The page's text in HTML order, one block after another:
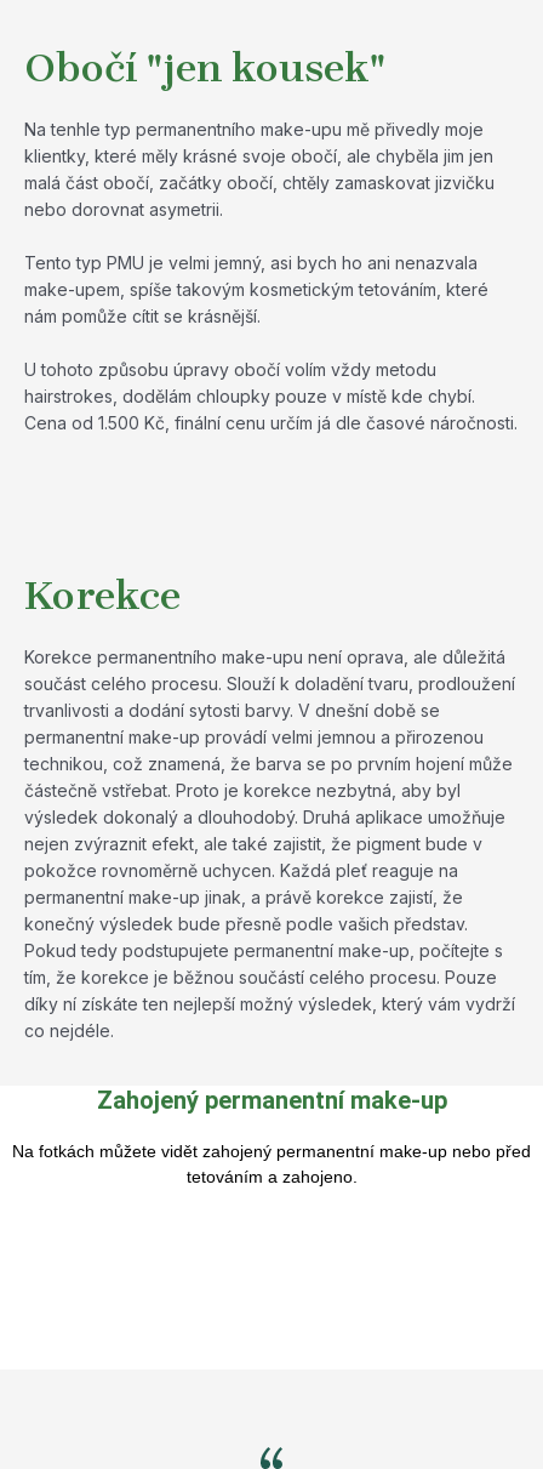
Obočí "jen kousek"
Na tenhle typ permanentního make-upu mě přivedly moje
klientky, které měly krásné svoje obočí, ale chyběla jim jen
malá část obočí, začátky obočí, chtěly zamaskovat jizvičku
nebo dorovnat asymetrii.
Tento typ PMU je velmi jemný, asi bych ho ani nenazvala
make-upem, spíše takovým kosmetickým tetováním, které
nám pomůže cítit se krásnější.
U tohoto způsobu úpravy obočí volím vždy metodu
hairstrokes, dodělám chloupky pouze v místě kde chybí.
Cena od 1.500 Kč, finální cenu určím já dle časové náročnosti.
Korekce
Korekce permanentního make-upu není oprava, ale důležitá
součást celého procesu. Slouží k doladění tvaru, prodloužení
trvanlivosti a dodání sytosti barvy. V dnešní době se
permanentní make-up provádí velmi jemnou a přirozenou
technikou, což znamená, že barva se po prvním hojení může
částečně vstřebat. Proto je korekce nezbytná, aby byl
výsledek dokonalý a dlouhodobý. Druhá aplikace umožňuje
nejen zvýraznit efekt, ale také zajistit, že pigment bude v
pokožce rovnoměrně uchycen. Každá pleť reaguje na
permanentní make-up jinak, a právě korekce zajistí, že
konečný výsledek bude přesně podle vašich představ.
Pokud tedy podstupujete permanentní make-up, počítejte s
tím, že korekce je běžnou součástí celého procesu. Pouze
díky ní získáte ten nejlepší možný výsledek, který vám vydrží
co nejdéle.
Zahojený permanentní make-up
Na fotkách můžete vidět zahojený permanentní make-up nebo před
tetováním a zahojeno.